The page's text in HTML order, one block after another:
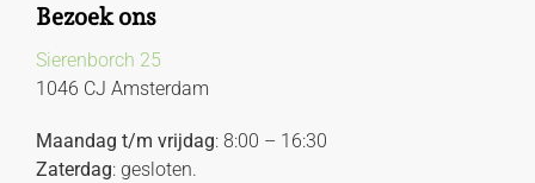
Bezoek ons
Sierenborch 25
1046 CJ Amsterdam
Maandag t/m vrijdag: 8:00 – 16:30
Zaterdag: gesloten.